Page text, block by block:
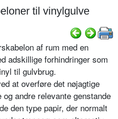
til vinylgulve
af rum med en
adskillige forhindringer som
til gulvbrug.
at overføre det nøjagtige
andre relevante genstande
den type papir, der normalt